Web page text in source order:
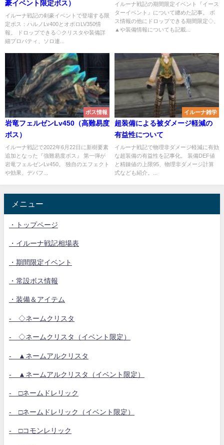
豪イベント限定ボス）
イルーナ戦記の剣豪イベントで登場する限
定ボス：ハルノLv400とオボロLV350情
報。 ドロップできる◇クリスタや装備詳
細プロパティ、ソロ連...
イルーナ戦記の期間限定イベント『イース
ターイベント』について纏めた記事。 ボ
ス情報の他にドロップできる期間限定◇、
▲や装備情報についても記載...
ボス情報
岩竜フェルゼンLv450（高難易度
ボス）
イルーナ戦記で2022年6月22日に新樹要素
追加となった『強難易度ボス』 第一弾が
岩竜フェルゼンLv450。 独自のエフェクト
や効果、デバフ...
イルーナ雑学
超装備による被ダメージ軽減の
有益性について
イルーナ戦記で物理非ダメージ軽減に有効
な超装備の有益性を記事化。 装備DEF値
と精錬値の上限95、物理非ダメージ計算
式なども紹介。...
メニュー
・トップページ
・イルーナ戦記相場表
・期間限定イベント
・常設ボス情報
・装備＆アイテム
- ◇ネームクリスタ
- ◇ネームクリスタ（イベント限定）
- ▲ネームアルクリスタ
- ▲ネームアルクリスタ（イベント限定）
- □ネームドレリック
- □ネームドレリック（イベント限定）
- □コモンレリック